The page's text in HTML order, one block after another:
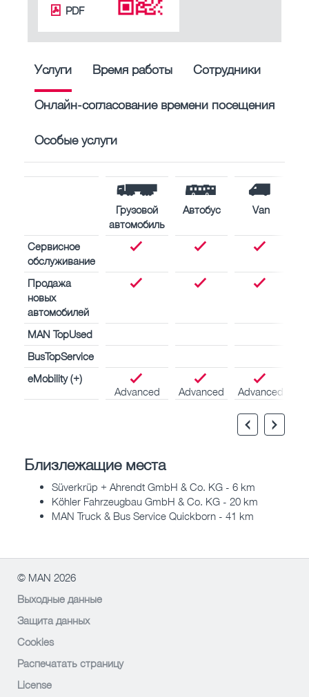
PDF
Услуги Время работы Сотрудники
Онлайн-согласование времени посещения
Особые услуги
Грузовой
автомобиль
Автобус Van
Сервисное
обслуживание
Продажа
новых
автомобилей
MAN TopUsed
BusTopService
eMobility (+)
Advanced
Advanced Advanced
Близлежащие места
Süverkrüp + Ahrendt GmbH & Co. KG - 6 km
Köhler Fahrzeugbau GmbH & Co. KG - 20 km
MAN Truck & Bus Service Quickborn - 41 km
© MAN 2026
Выходные данные
Защита данных
Cookies
Распечатать страницу
License